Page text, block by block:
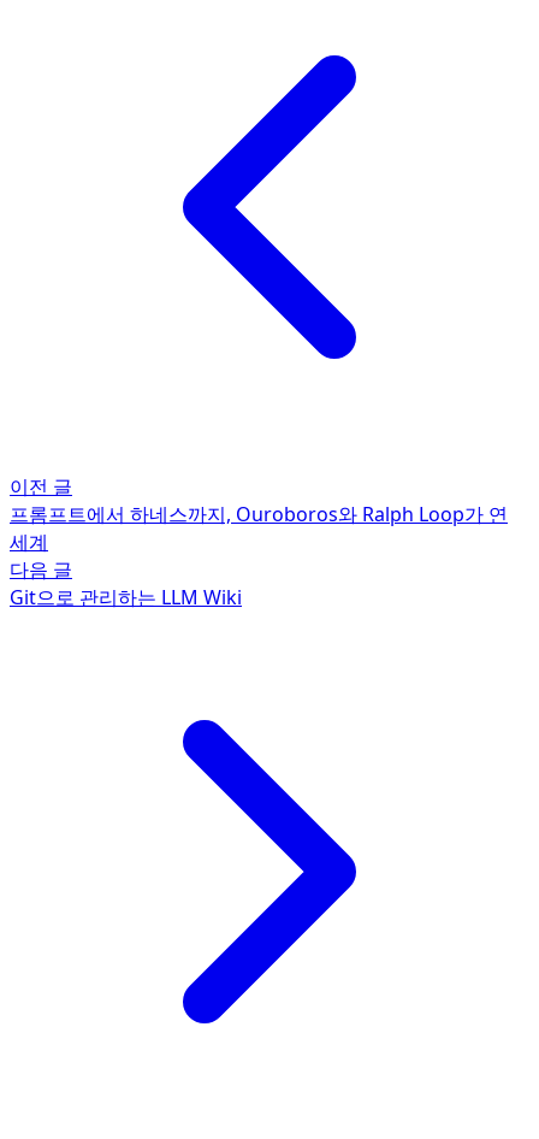
이전 글
프롬프트에서 하네스까지, Ouroboros와 Ralph Loop가 연
세계
다음 글
Git으로 관리하는 LLM Wiki